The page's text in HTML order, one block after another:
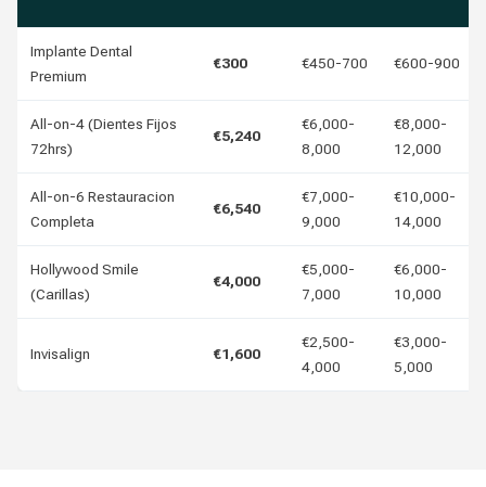
Implante Dental
Premium
€300 €450-700 €600-900
All-on-4 (Dientes Fijos
72hrs)
€5,240
€6,000-
8,000
€8,000-
12,000
All-on-6 Restauracion
Completa
€6,540
€7,000-
9,000
€10,000-
14,000
Hollywood Smile
(Carillas)
€4,000
€5,000-
7,000
€6,000-
10,000
Invisalign €1,600
€2,500-
4,000
€3,000-
5,000